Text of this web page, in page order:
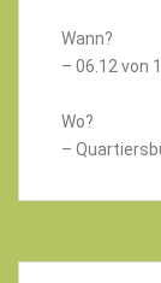
Wann?
– 06.12 von
Wo?
–